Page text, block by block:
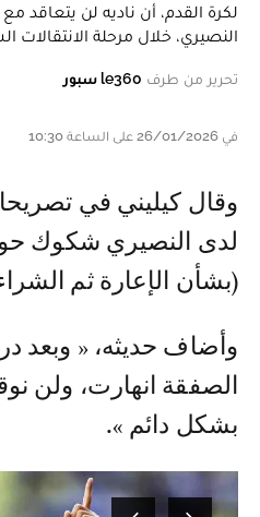
لكرة القدم، أن ناديه لن يتعاقد
النصيري، خلال مرحلة الانتقالات
تحرير من طرف le360 سبور
في 26/01/2026 على الساعة 10:30
وقال كيليني في تصريحات صحفية: « كانت
لدى النصيري شكوك
(بشأن الإعارة ثم
وأضاف حديثه، « وبعد
الصفقة انهارت، ولن
بشكل دائم ».